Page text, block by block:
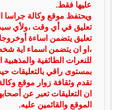
عليها فقط.
ويحتفظ موقع وكالة جراسا
تعليق في أي وقت ،ولأي
تعليق يتضمن اساءة
،او ان يتضمن اسماء اية
للنعرات الطائفية والمذهبية
بمستوى راقي بالتعليقات
تقدم وثقافة زوار موقع
ان التعليقات تعبر عن
الموقع والقائمين عليه.